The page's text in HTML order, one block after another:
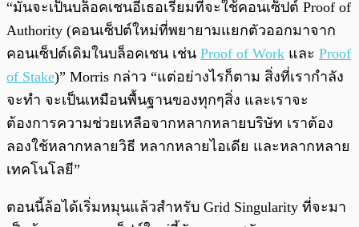
“มันจะเป็นบล็อคเชนอีเธอเรียมที่จะใช้คอนเซ็ปต์ Proof of
Authority (คอนเซ็ปต์ใหม่ที่พยายามแยกตัวออกมาจาก
คอนเซ็ปต์เดิมในบล็อคเชน เช่น Proof of Work และ Proof
of Stake)” Morris กล่าว “แต่อย่างไรก็ตาม สิ่งที่เรากำลัง
จะทำ จะเป็นเหมือนพื้นฐานของทุกๆสิ่ง และเราจะ
ต้องการความช่วยเหลือจากหลากหลายบริษัท เราต้อง
ลองใช้หลากหลายวิธี หลากหลายไอเดีย และหลากหลาย
เทคโนโลยี”
ตอนนี้ล้อได้เริ่มหมุนแล้วสำหรับ Grid Singularity ที่จะมา